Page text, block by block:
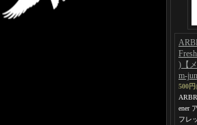
)【
m-
500円
ener
フレ